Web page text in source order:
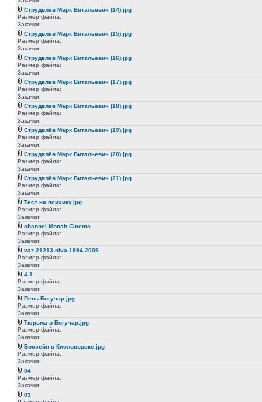
Струдвлёв Марк Витальевич (14).jpg
Размер файла:
Закачки:
Струдвлёв Марк Витальевич (15).jpg
Размер файла:
Закачки:
Струдвлёв Марк Витальевич (16).jpg
Размер файла:
Закачки:
Струдвлёв Марк Витальевич (17).jpg
Размер файла:
Закачки:
Струдвлёв Марк Витальевич (18).jpg
Размер файла:
Закачки:
Струдвлёв Марк Витальевич (19).jpg
Размер файла:
Закачки:
Струдвлёв Марк Витальевич (20).jpg
Размер файла:
Закачки:
Струдвлёв Марк Витальевич (21).jpg
Размер файла:
Закачки:
Тест на психику.jpg
Размер файла:
Закачки:
channel Monah Cinema
Размер файла:
Закачки:
vaz-21213-niva-1994-2009
Размер файла:
Закачки:
4-1
Размер файла:
Закачки:
Пень Богучар.jpg
Размер файла:
Закачки:
Тюрьма в Богучар.jpg
Размер файла:
Закачки:
Боссейн в Кисловодске.jpg
Размер файла:
Закачки:
04
Размер файла:
Закачки:
03